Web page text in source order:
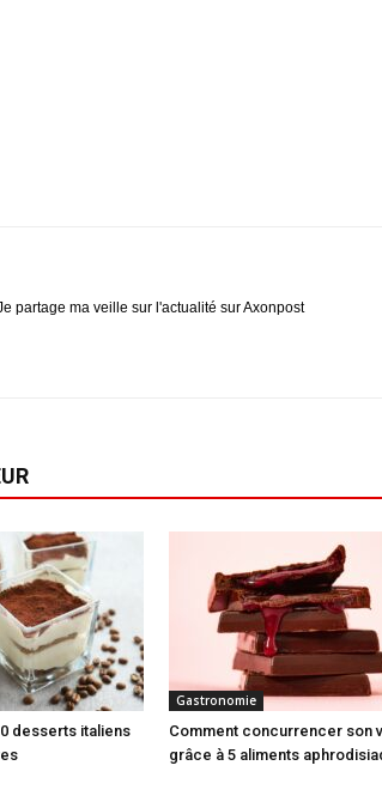
partage ma veille sur l'actualité sur Axonpost
desserts italiens
Gastronomie
Comment concurrencer son
grâce à 5 aliments